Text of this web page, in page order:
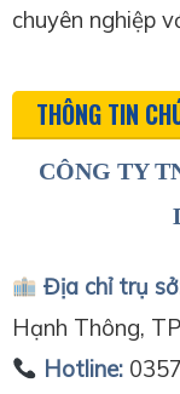
chuyên nghiệp
THÔNG TIN
CÔNG TY
Địa chỉ trụ
Hạnh Thông,
Hotline: